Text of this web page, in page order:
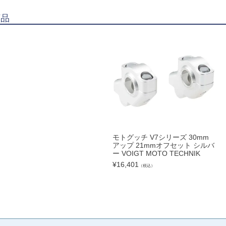
モトグッチ V7シリーズ 30mm
アップ 21mmオフセット シルバ
ー VOIGT MOTO TECHNIK
¥16,401 （税込）